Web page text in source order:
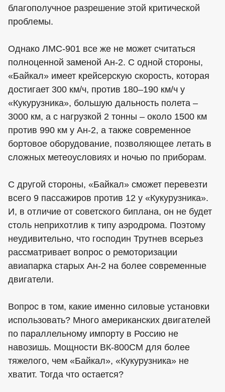
благополучное разрешение этой критической
проблемы.
Однако ЛМС-901 все же не может считаться
полноценной заменой Ан-2. С одной стороны,
«Байкал» имеет крейсерскую скорость, которая
достигает 300 км/ч, против 180–190 км/ч у
«Кукурузника», большую дальность полета –
3000 км, а с нагрузкой 2 тонны – около 1500 км
против 990 км у Ан-2, а также современное
бортовое оборудование, позволяющее летать в
сложных метеоусловиях и ночью по приборам.
С другой стороны, «Байкал» сможет перевезти
всего 9 пассажиров против 12 у «Кукурузника».
И, в отличие от советского биплана, он не будет
столь неприхотлив к типу аэродрома. Поэтому
неудивительно, что господин Трутнев всерьез
рассматривает вопрос о ремоторизации
авиапарка старых Ан-2 на более современные
двигатели.
Вопрос в том, какие именно силовые установки
использовать? Много американских двигателей
по параллельному импорту в Россию не
навозишь. Мощности ВК-800СМ для более
тяжелого, чем «Байкал», «Кукурузника» не
хватит. Тогда что остается?